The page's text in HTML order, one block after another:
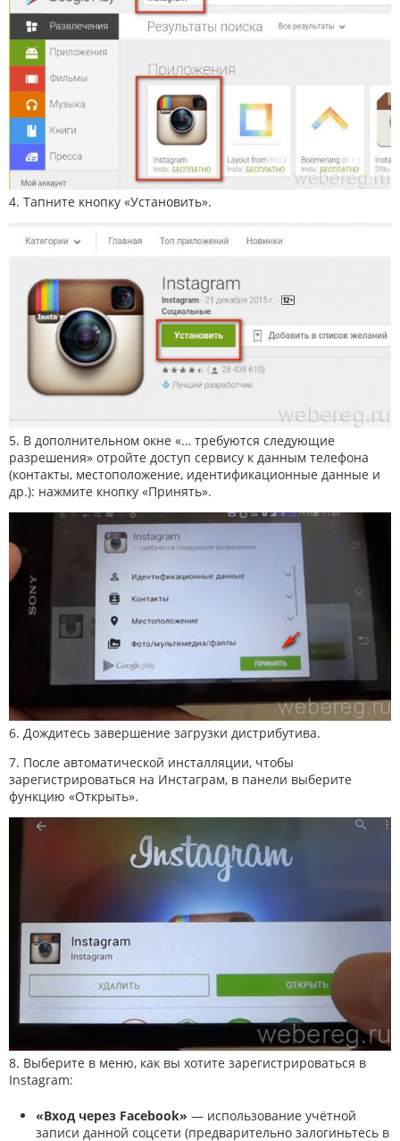
4. Тапните кнопку «Установить».
5. В дополнительном окне «… требуются следующие
разрешения» отройте доступ сервису к данным телефона
(контакты, местоположение, идентификационные данные и
др.): нажмите кнопку «Принять».
6. Дождитесь завершение загрузки дистрибутива.
7. После автоматической инсталляции, чтобы
зарегистрироваться на Инстаграм, в панели выберите
функцию «Открыть».
8. Выберите в меню, как вы хотите зарегистрироваться в
Instagram:
«Вход через Facebook» — использование учётной
записи данной соцсети (предварительно залогиньтесь в